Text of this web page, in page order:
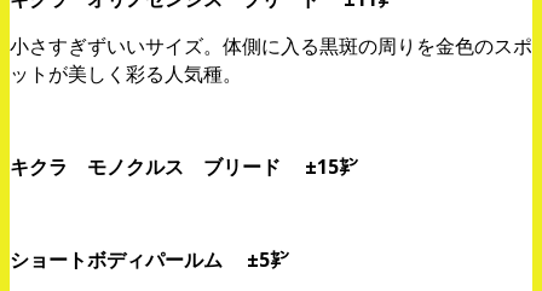
小さすぎずいいサイズ。体側に入る黒斑の周りを金色のスポ
ットが美しく彩る人気種。
キクラ モノクルス ブリード ±15㌢
ショートボディパールム ±5㌢